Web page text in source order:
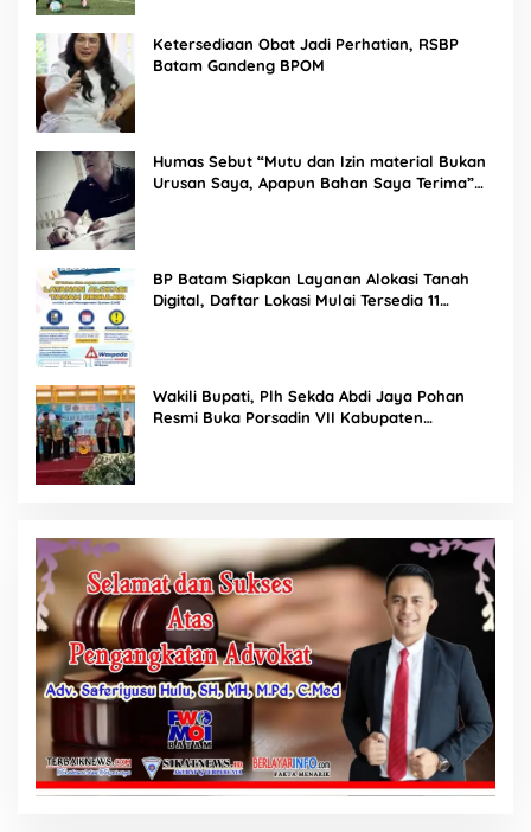
Ketersediaan Obat Jadi Perhatian, RSBP
Batam Gandeng BPOM
Humas Sebut “Mutu dan Izin material Bukan
Urusan Saya, Apapun Bahan Saya Terima”
BP Batam Siapkan Layanan Alokasi Tanah
Digital, Daftar Lokasi Mulai Tersedia 11
Wakili Bupati, Plh Sekda Abdi Jaya Pohan
Resmi Buka Porsadin VII Kabupaten